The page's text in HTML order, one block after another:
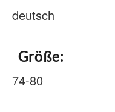
deutsch
Größe:
74-80